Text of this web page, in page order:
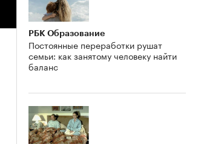
РБК Образование
Постоянные переработки рушат
семьи: как занятому человеку найти
баланс